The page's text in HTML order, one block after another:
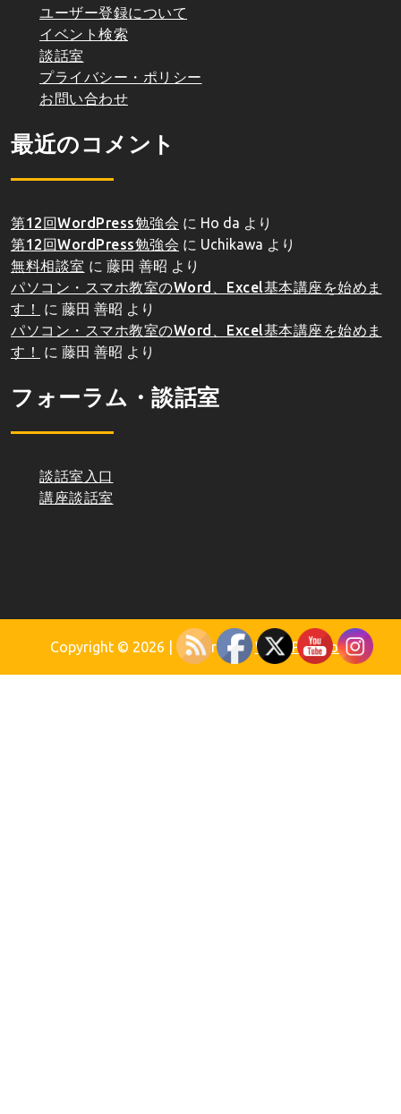
ユーザー登録について
イベント検索
談話室
プライバシー・ポリシー
お問い合わせ
最近のコメント
第12回WordPress勉強会 に Ho da より
第12回WordPress勉強会 に Uchikawa より
無料相談室 に 藤田 善昭 より
パソコン・スマホ教室のWord、Excel基本講座を始めま
す！
に 藤田 善昭 より
パソコン・スマホ教室のWord、Excel基本講座を始めま
す！
に 藤田 善昭 より
フォーラム・談話室
談話室入口
講座談話室
Copyright © 2026 | Powered byWordPress.org